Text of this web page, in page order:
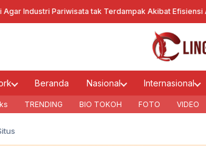
Industri Pariwisata tak Terdampak Akibat Efisiensi
Beranda Nasional Internasional
TRENDING BIO TOKOH FOTO VIDEO